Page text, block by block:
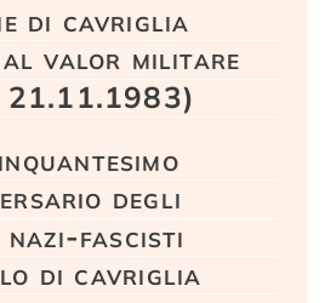
di cavriglia
al valor militare
21.11.1983)
degli
nazi-fascisti
di cavriglia